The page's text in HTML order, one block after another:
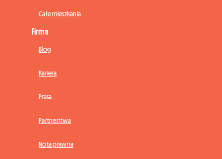
Całe mieszkania
Firma
Blog
Kariera
Prasa
Partnerstwa
Nota prawna